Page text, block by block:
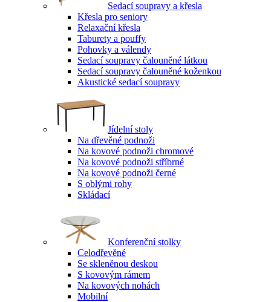
Sedací soupravy a křesla
Křesla pro seniory
Relaxační křesla
Taburety a pouffy
Pohovky a válendy
Sedací soupravy čalouněné látkou
Sedací soupravy čalouněné koženkou
Akustické sedací soupravy
Jídelní stoly
Na dřevěné podnoži
Na kovové podnoži chromové
Na kovové podnoži stříbrné
Na kovové podnoži černé
S oblými rohy
Skládací
Konferenční stolky
Celodřevěné
Se skleněnou deskou
S kovovým rámem
Na kovových nohách
Mobilní